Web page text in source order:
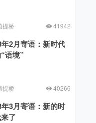
桥 41942
2月寄语：新时代
语境”
桥 40266
3月寄语：新的时
了